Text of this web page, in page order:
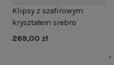
Klipsy z szafirowym
kryształem srebro
269,00 zł